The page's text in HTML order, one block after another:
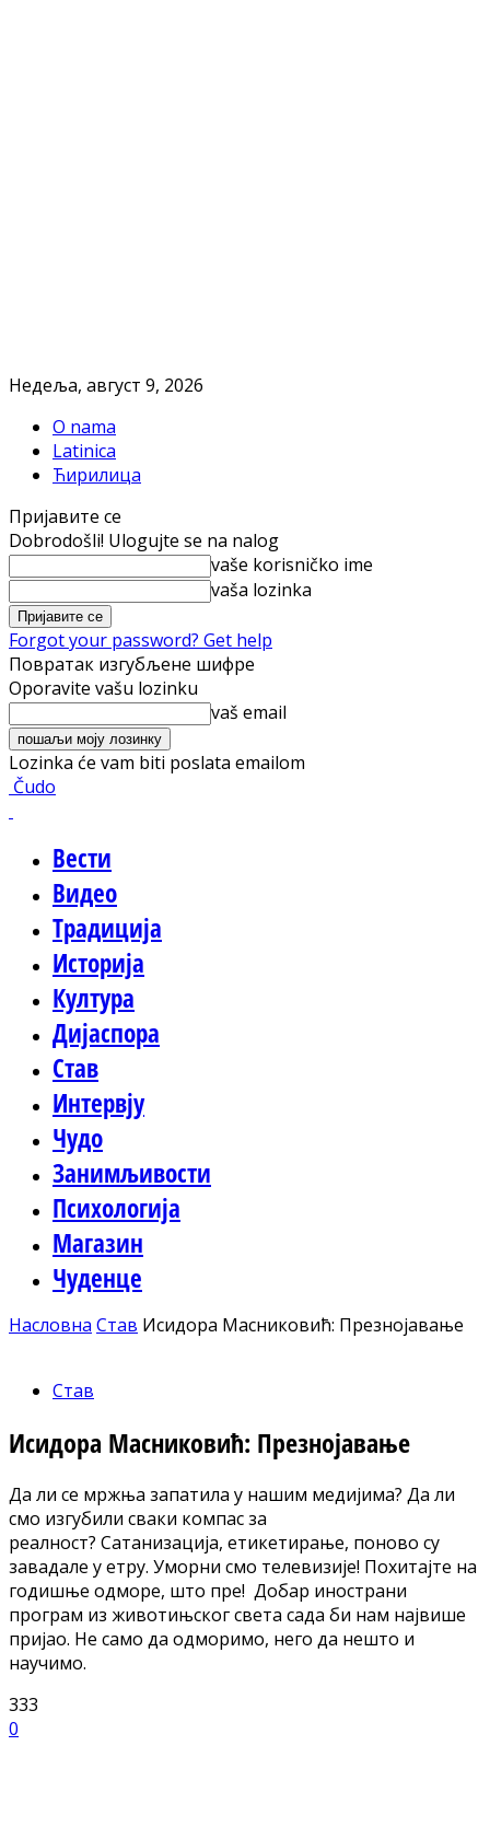
Недеља, август 9, 2026
O nama
Latinica
Ћирилица
Пријавите се
Dobrodošli! Ulogujte se na nalog
vaše korisničko ime
vaša lozinka
Forgot your password? Get help
Повратак изгубљене шифре
Oporavite vašu lozinku
vaš email
Lozinka će vam biti poslata emailom
Čudo
Вести
Видео
Традиција
Историја
Култура
Дијаспора
Став
Интервју
Чудо
Занимљивости
Психологија
Магазин
Чуденце
Насловна Став Исидора Масниковић: Презнојавање
Став
Исидора Масниковић: Презнојавање
Да ли се мржња запатила у нашим медијима? Да ли
смо изгубили сваки компас за
реалност? Сатанизација, етикетирање, поново су
завадале у етру. Уморни смо телевизије! Похитајте на
годишње одморе, што пре! Добар инострани
програм из животињског света сада би нам највише
пријао. Не само да одморимо, него да нешто и
научимо.
333
0